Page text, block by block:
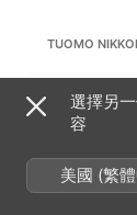
I Lift My
Lea
Church
選擇另
容
美國 (繁